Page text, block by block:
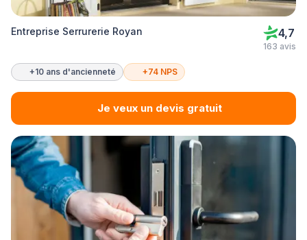
Entreprise Serrurerie Royan 4,7
163 avis
+10 ans d'ancienneté +74 NPS
Je veux un devis gratuit